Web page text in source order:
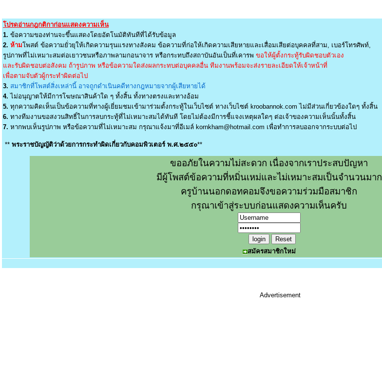
โปรดอ่านกฎกติกาก่อนแสดงความเห็น
1. ข้อความของท่านจะขึ้นแสดงโดยอัตโนมัติทันทีที่ได้รับข้อมูล
2. ห้ามโพสต์ ข้อความยั่วยุให้เกิดความรุนแรงทางสังคม ข้อความที่ก่อให้เกิดความเสียหายและเสื่อมเสียต่อบุคคลที่สาม, เบอร์โทรศัพท์,
รูปภาพที่ไม่เหมาะสมต่อเยาวชนหรือภาพลามกอนาจาร หรือกระทบถึงสถาบันอันเป็นที่เคารพ ขอให้ผู้ตั้งกระทู้รับผิดชอบตัวเอง
และรับผิดชอบต่อสังคม ถ้ารูปภาพ หรือข้อความใดส่งผลกระทบต่อบุคคลอื่น ทีมงานพร้อมจะส่งรายละเอียดให้เจ้าหน้าที่
เพื่อตามจับตัวผู้กระทำผิดต่อไป
3. สมาชิกที่โพสต์สิ่งเหล่านี้ อาจถูกดำเนินคดีทางกฎหมายจากผู้เสียหายได้
4. ไม่อนุญาตให้มีการโฆษณาสินค้าใด ๆ ทั้งสิ้น ทั้งทางตรงและทางอ้อม
5. ทุกความคิดเห็นเป็นข้อความที่ทางผู้เยี่ยมชมเข้ามาร่วมตั้งกระทู้ในเว็บไซต์ ทางเว็บไซต์ kroobannok.com ไม่มีส่วนเกี่ยวข้องใดๆ ทั้งสิ้น
6. ทางทีมงานขอสงวนสิทธิ์ในการลบกระทู้ที่ไม่เหมาะสมได้ทันที โดยไม่ต้องมีการชี้แจงเหตุผลใดๆ ต่อเจ้าของความเห็นนั้นทั้งสิ้น
7. หากพบเห็นรูปภาพ หรือข้อความที่ไม่เหมาะสม กรุณาแจ้งมาที่อีเมล์ kornkham@hotmail.com เพื่อทำการลบออกจากระบบต่อไป
** พระราชบัญญัติว่าด้วยการกระทำผิดเกี่ยวกับคอมพิวเตอร์ พ.ศ.๒๕๕๐**
ขออภัยในความไม่สะดวก เนื่องจากเราประสบปัญหา
มีผู้โพสต์ข้อความที่หมิ่นเหม่และไม่เหมาะสมเป็นจำนวนมาก
ครูบ้านนอกดอทคอมจึงขอความร่วมมือสมาชิก
กรุณาเข้าสู่ระบบก่อนแสดงความเห็นครับ
สมัครสมาชิกใหม่
Advertisement